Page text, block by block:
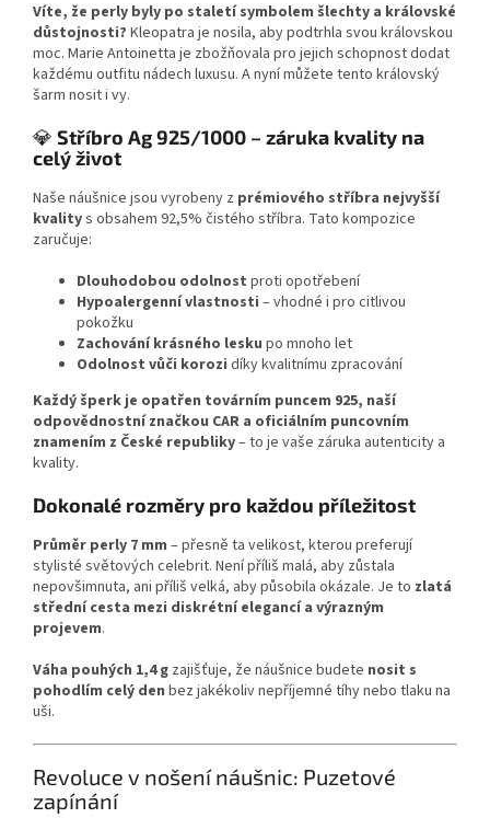
Víte, že perly byly po staletí symbolem šlechty a královské
důstojnosti? Kleopatra je nosila, aby podtrhla svou královskou
moc. Marie Antoinetta je zbožňovala pro jejich schopnost dodat
každému outfitu nádech luxusu. A nyní můžete tento královský
šarm nosit i vy.
💎 Stříbro Ag 925/1000 – záruka kvality na
celý život
Naše náušnice jsou vyrobeny z prémiového stříbra nejvyšší
kvalitys obsahem 92,5% čistého stříbra. Tato kompozice
zaručuje:
Dlouhodobou odolnost proti opotřebení
Hypoalergenní vlastnosti – vhodné i pro citlivou
pokožku
Zachování krásného lesku po mnoho let
Odolnost vůči korozi díky kvalitnímu zpracování
Každý šperk je opatřen továrním puncem 925, naší
odpovědnostní značkou CAR a oficiálním puncovním
znamením z České republiky– to je vaše záruka autenticity a
kvality.
Dokonalé rozměry pro každou příležitost
Průměr perly 7 mm – přesně ta velikost, kterou preferují
stylisté světových celebrit. Není příliš malá, aby zůstala
nepovšimnuta, ani příliš velká, aby působila okázale. Je to zlatá
střední cesta mezi diskrétní elegancí a výrazným
projevem.
Váha pouhých 1,4 g zajišťuje, že náušnice budete nosit s
pohodlím celý den bez jakékoliv nepříjemné tíhy nebo tlaku na
uši.
Revoluce v nošení náušnic: Puzetové
zapínání